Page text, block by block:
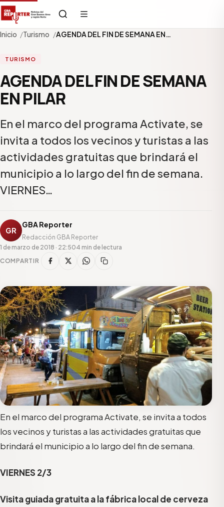
Inicio Turismo AGENDA DEL FIN DE SEMANA EN…
TURISMO
AGENDA DEL FIN DE SEMANA
EN PILAR
En el marco del programa Activate, se
invita a todos los vecinos y turistas a las
actividades gratuitas que brindará el
municipio a lo largo del fin de semana.
VIERNES…
GR
GBA Reporter
Redacción GBA Reporter
1 de marzo de 2018 · 22:504 min de lectura
COMPARTIR
En el marco del programa Activate, se invita a todos
los vecinos y turistas a las actividades gratuitas que
brindará el municipio a lo largo del fin de semana.
VIERNES 2/3
Visita guiada gratuita a la fábrica local de cerveza